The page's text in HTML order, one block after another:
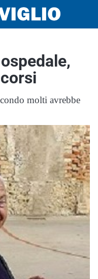
molti avrebbe